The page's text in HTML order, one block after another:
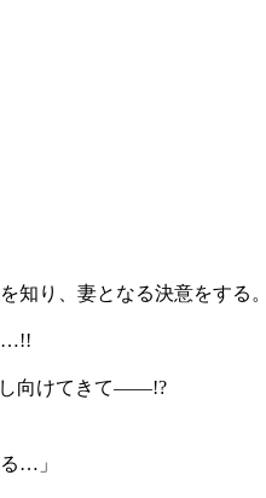
知り、妻となる決意をする。
…!!
し向けてきて――!?
…」